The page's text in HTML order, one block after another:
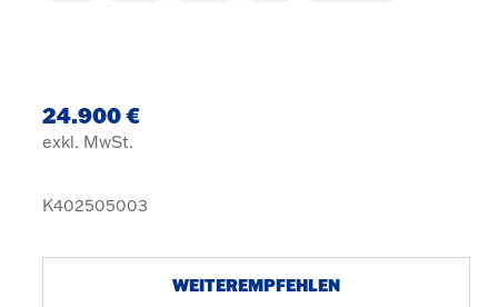
24.900 €
exkl. MwSt.
K402505003
WEITEREMPFEHLEN